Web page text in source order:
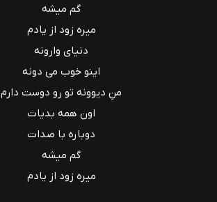
گم میشه
میره زود از یادم
دنیای وارونه
اینو خوب می دونه
منِ دیوونه تو رو دوست دارم
اون همه بدیات
دوباره با صدات
گم میشه
میره زود از یادم